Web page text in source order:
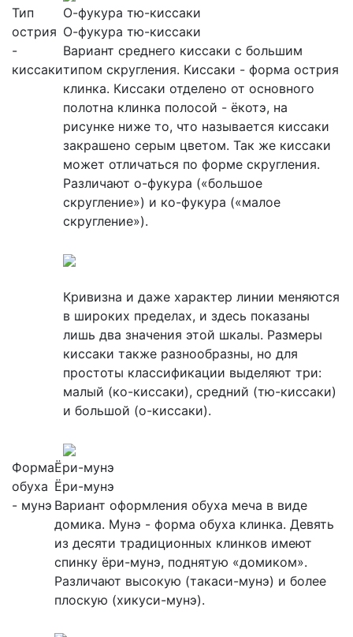
Тип
острия
-
киссаки
О-фукура тю-киссаки
О-фукура тю-киссаки
Вариант среднего киссаки с большим
типом скругления. Киссаки - форма острия
клинка. Киссаки отделено от основного
полотна клинка полосой - ёкотэ, на
рисунке ниже то, что называется киссаки
закрашено серым цветом. Так же киссаки
может отличаться по форме скругления.
Различают о-фукура («большое
скругление») и ко-фукура («малое
скругление»).
Кривизна и даже характер линии меняются
в широких пределах, и здесь показаны
лишь два значения этой шкалы. Размеры
киссаки также разнообразны, но для
простоты классификации выделяют три:
малый (ко-киссаки), средний (тю-киссаки)
и большой (о-киссаки).
Форма
обуха
- мунэ
Ёри-мунэ
Ёри-мунэ
Вариант оформления обуха меча в виде
домика. Мунэ - форма обуха клинка. Девять
из десяти традиционных клинков имеют
спинку ёри-мунэ, поднятую «домиком».
Различают высокую (такаси-мунэ) и более
плоскую (хикуси-мунэ).